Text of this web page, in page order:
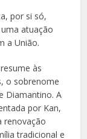
por si só,
atuação
a União.
às
o sobrenome
Diamantino. A
por Kan,
renovação
tradicional e